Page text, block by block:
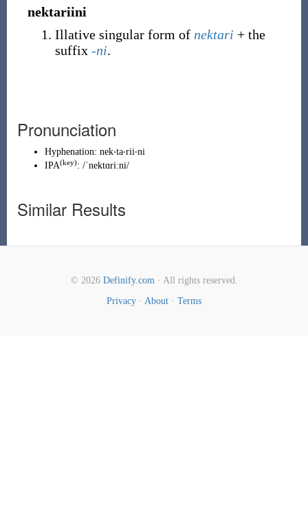
nektariini
Illative singular form of nektari + the
suffix -ni.
Pronunciation
Hyphenation: nek‧ta‧rii‧ni
IPA(key): /ˈnektɑriːni/
Similar Results
© 2026 Definify.com· All rights reserved.
Privacy · About · Terms